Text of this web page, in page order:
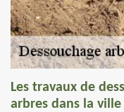
Les travaux de
arbres dans la